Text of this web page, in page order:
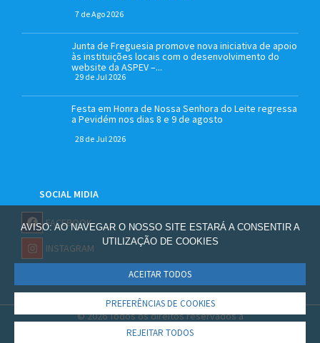
7 de Ago 2026
Junta de Freguesia promove nova iniciativa de apoio
às instituições locais com o desenvolvimento do
website da ASPEV –...
29 de Jul 2026
Festa em Honra de Nossa Senhora do Leite regressa
a Pevidém nos dias 8 e 9 de agosto
28 de Jul 2026
SOCIAL MIDIA
FACEBOOK
INSTAGRAM
© 2026 Todos os direitos reservados à
Junta de Freguesia Selho S. Jorge
AVISO: AO NAVEGAR O NOSSO SITE ESTARÁ A CONSENTIR A
UTILIZAÇÃO DE COOKIES
ACEITAR TODOS
PREFERÊNCIAS DE COOKIES
REJEITAR TODOS